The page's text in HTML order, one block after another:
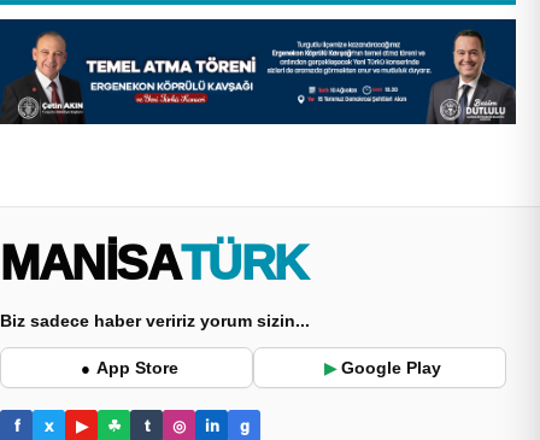
MANİSA TÜRK
Biz sadece haber veririz yorum sizin...
● App Store ▶ Google Play
f x ▶ ☘ t ◎ in g